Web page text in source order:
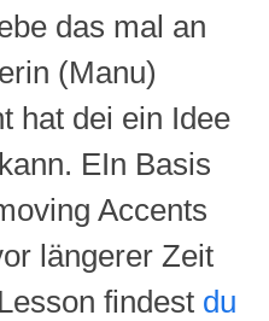
das mal an
(Manu)
hat dei ein Idee
EIn Basis
Accents
längerer Zeit
findest du